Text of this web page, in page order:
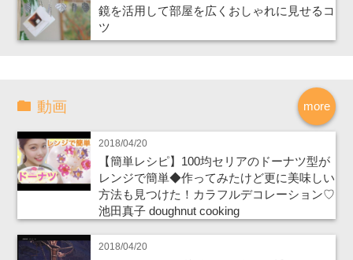
鏡を活用して部屋を広くおしゃれに見せるコ
ツ
more
動画
2018/04/20
【簡単レシピ】100均セリアのドーナツ型が
レンジで簡単◆作ってみたけど更に美味しい
方法も見つけた！カラフルデコレーション♡
池田真子 doughnut cooking
2018/04/20